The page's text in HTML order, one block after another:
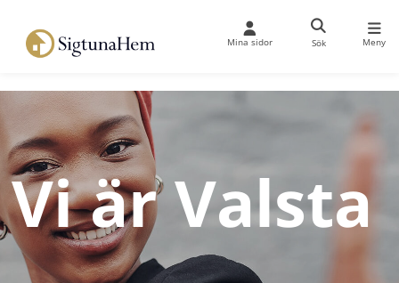
Mina sidor Sök Meny
Vi är Valsta